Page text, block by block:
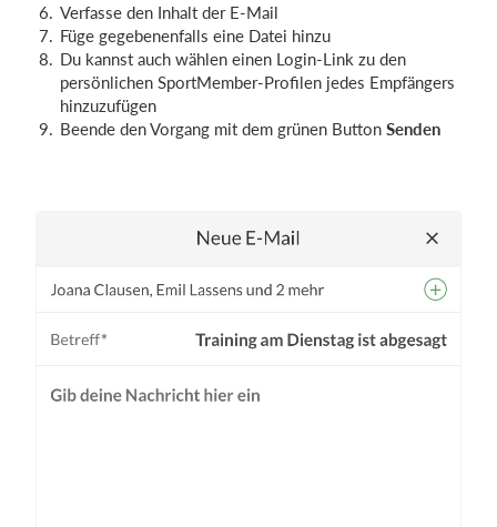
Verfasse den Inhalt der E-Mail
Füge gegebenenfalls eine Datei hinzu
Du kannst auch wählen einen Login-Link zu den
persönlichen SportMember-Profilen jedes Empfängers
hinzuzufügen
Beende den Vorgang mit dem grünen Button Senden